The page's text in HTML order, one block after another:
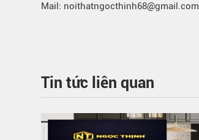
Mail: noithatngocthinh68@gmail.com
Tin tức liên quan